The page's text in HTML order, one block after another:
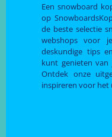
Een snowboard
op
de beste selectie
webshops voor
deskundige tips
kunt genieten
Ontdek onze
inspireren voor